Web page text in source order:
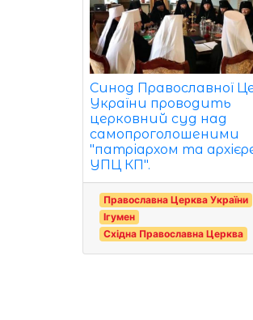
Синод Православної
України проводить
церковний суд над
самопроголошеними
"патріархом та
УПЦ КП".
Православна Церква України
Ігумен
Східна Православна Церква